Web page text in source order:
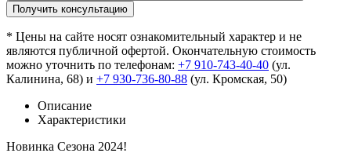
Получить консультацию
* Цены на сайте носят ознакомительный характер и не
являются публичной офертой. Окончательную стоимость
можно уточнить по телефонам: +7 910-743-40-40 (ул.
Калинина, 68) и +7 930-736-80-88 (ул. Кромская, 50)
Описание
Характеристики
Новинка Сезона 2024!